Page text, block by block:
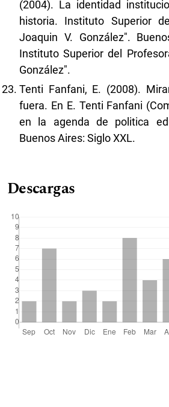
(2004). La identidad
historia. Instituto Superior
Joaquin V. González".
Instituto Superior del
González".
Tenti Fanfani, E. (2008).
fuera. En E. Tenti Fanfani
en la agenda de politica
Buenos Aires: Siglo XXL.
Descargas